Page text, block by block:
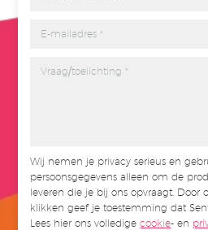
Wij nemen je privacy serieus en
persoonsgegevens alleen om de
leveren die je bij ons opvraagt. Door
klikken geef je toestemming dat
Lees hier ons volledigecookie- en